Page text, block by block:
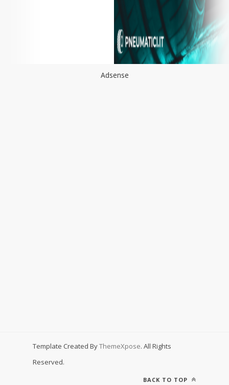
Adsense
Template Created ByThemeXpose. All Rights
Reserved.
BACK TO TOP